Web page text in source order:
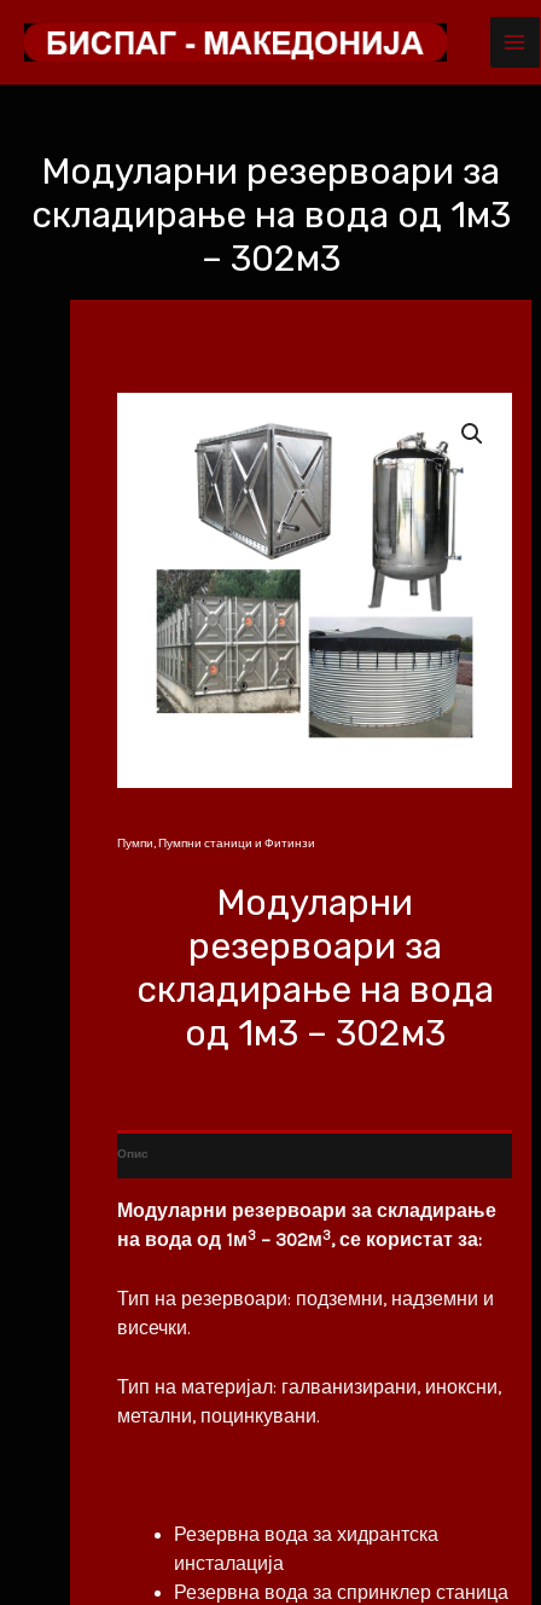
content
Модуларни резервоари за
складирање на вода од 1м3
– 302м3
Пумпи, Пумпни станици и Фитинзи
Модуларни
резервоари за
складирање на вода
од 1м3 – 302м3
Опис
Модуларни резервоари за складирање
на вода од 1м3 – 302м3, се користат за:
Тип на резервоари: подземни, надземни и
висечки.
Тип на материјал: галванизирани, иноксни,
метални, поцинкувани.
Резервна вода за хидрантска
инсталација
Резервна вода за спринклер станица